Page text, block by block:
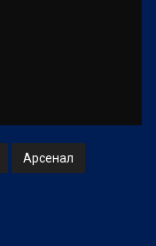
Арсенал